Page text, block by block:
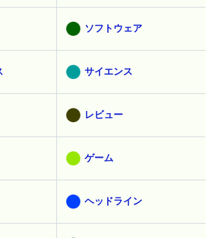
ソフトウェア
サイエンス
レビュー
ゲーム
ヘッドライン